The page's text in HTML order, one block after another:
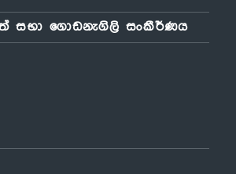
සභා ගොඩනැගිලි සංකීර්ණය